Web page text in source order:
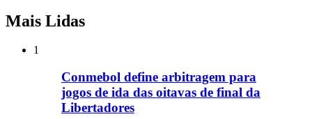
Mais Lidas
1
Conmebol define arbitragem para
jogos de ida das oitavas de final da
Libertadores